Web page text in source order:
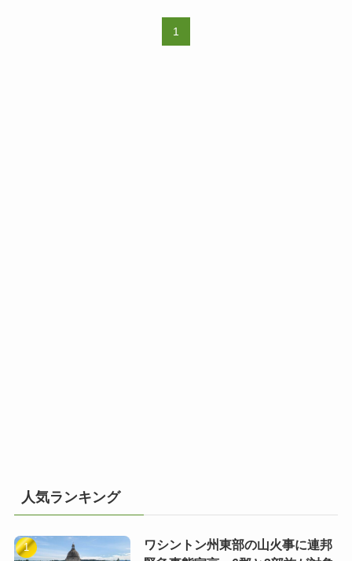
1
人気ランキング
ワシントン州東部の山火事に連邦